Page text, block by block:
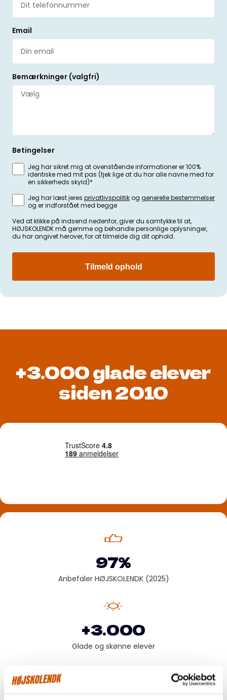
Email
Bemærkninger (valgfri)
Betingelser
Jeg har sikret mig at ovenstående informationer er 100%
identiske med mit pas (tjek lige at du har alle navne med for
en sikkerheds skyld)*
Jeg har læst jeres privatlivspolitikog generelle bestemmelser
og er indforstået med begge
Ved at klikke på indsend nedenfor, giver du samtykke til at,
HØJSKOLENDK må gemme og behandle personlige oplysninger,
du har angivet herover, for at tilmelde dig dit ophold.
Tilmeld ophold
+3.000 glade elever
siden 2010
97%
Anbefaler HØJSKOLENDK (2025)
+3.000
Glade og skønne elever